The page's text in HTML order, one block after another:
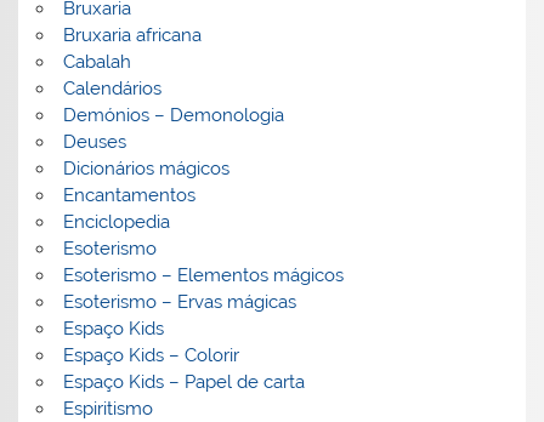
Bruxaria
Bruxaria africana
Cabalah
Calendários
Demónios – Demonologia
Deuses
Dicionários mágicos
Encantamentos
Enciclopedia
Esoterismo
Esoterismo – Elementos mágicos
Esoterismo – Ervas mágicas
Espaço Kids
Espaço Kids – Colorir
Espaço Kids – Papel de carta
Espiritismo